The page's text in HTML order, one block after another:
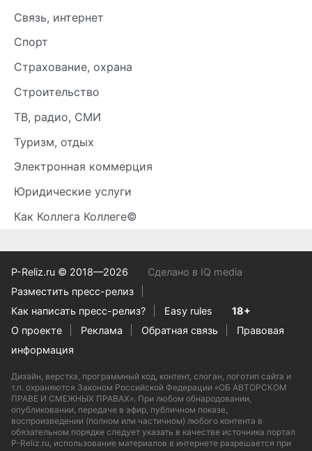
Связь, интернет
Спорт
Страхование, охрана
Строительство
ТВ, радио, СМИ
Туризм, отдых
Электронная коммерция
Юридические услуги
Как Коллега Коллеге©
P-Reliz.ru © 2018—2026
Сделано в IQ media
Разместить пресс-релиз
Как написать пресс-релиз?
Easy rules
18+
О проекте
Реклама Обратная связь
Правовая
информация
Дизайн, верстка, программный код, контент, слоган, логотип сайта и
т.п. охраняются Законом Российской Федерации «ОБ АВТОРСКОМ
ПРАВЕ И СМЕЖНЫХ ПРАВАХ». При любом обнародовании,
опубликовании, передаче в эфир, публичном показе,
воспроизведении (полном или частичном) любого контента в
обязательном порядке следует указать в качестве источника портал
P-Reliz.ru, использование материалов в интернете разрешается при